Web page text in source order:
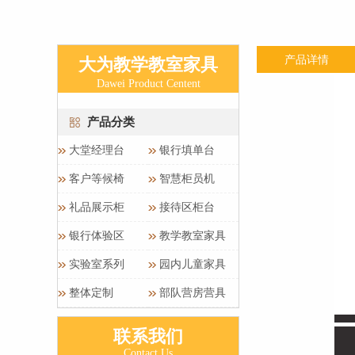
大为教学教室家具
Dawei Product Centent
产品分类
大堂经理台 银行填单台
客户等候椅 智慧柜员机
礼品展示柜 接待区柜台
银行体验区 教学教室家具
实验室系列 园内儿童家具
整体定制 部队营房营具
联系我们
产品详情